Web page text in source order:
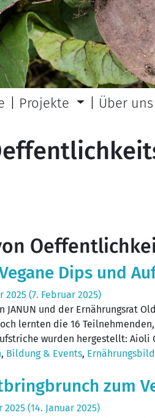
Projekte Über uns
Dips und
2025 (7. Februar 2025)
JANUN und der Ernährungsrat
lernten die 16
wurden hergestellt: Aioli
, Bildung & Events,
zum
2025 (14. Januar 2025)